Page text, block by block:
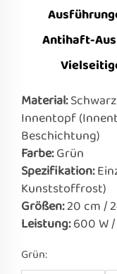
Antihaft-
Material:
Innentopf
Beschichtung)
Farbe:Grün
Spezifikation:
Kunststoffrost)
Größen:20 cm /
Leistung:600 W
Grün: